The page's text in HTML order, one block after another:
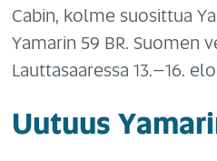
Cabin, kolme suosittua
Yamarin 59 BR. Suomen
Lauttasaaressa 13.–16.
Uutuus